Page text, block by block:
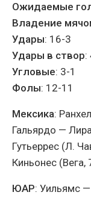
Ожидаемые
Владение
Удары: 16-3
Удары в створ:
Угловые: 3-1
Фолы: 12-11
Мексика:
Гальярдо —
Гутьеррес (Л.
Киньонес
ЮАР: Уильямс